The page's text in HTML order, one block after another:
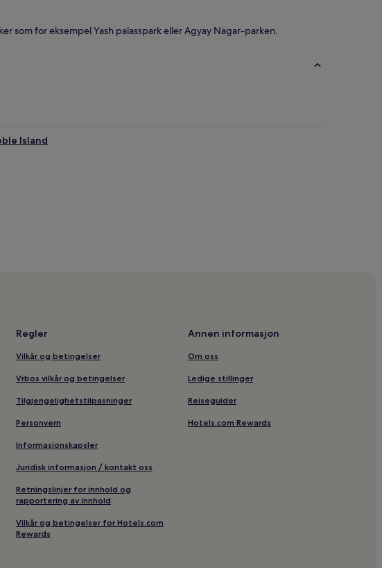
som for eksempel Yash palasspark eller Agyay Nagar-parken.
Island
Regler
Vilkår og betingelser
Vrbos vilkår og betingelser
Tilgjengelighetstilpasninger
Personvern
Informasjonskapsler
Juridisk informasjon / kontakt oss
Retningslinjer for innhold og
rapportering av innhold
Vilkår og betingelser for Hotels.com
Rewards
Annen informasjon
Om oss
Ledige stillinger
Reiseguider
Hotels.com Rewards